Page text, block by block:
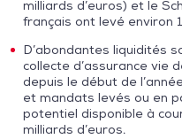
milliards d’euros) et le
français ont levé environ
D’abondantes liquidités
collecte d’assurance vie
depuis le début de
et mandats levés ou en
potentiel disponible à
milliards d’euros.